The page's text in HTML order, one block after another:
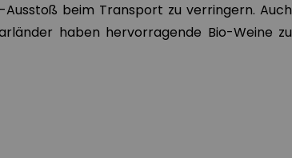
beim Transport zu verringern. Auch
haben hervorragende Bio-Weine zu